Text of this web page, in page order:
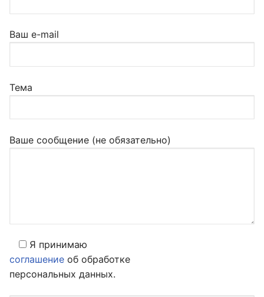
Ваш e-mail
Тема
Ваше сообщение (не обязательно)
Я принимаю
соглашение об обработке
персональных данных.